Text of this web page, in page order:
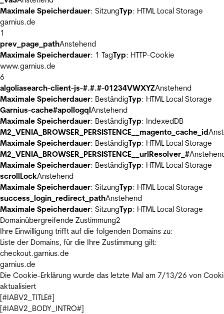
Maximale Speicherdauer: SitzungTyp: HTML Local Storage
garnius.de
1
prev_page_pathAnstehend
Maximale Speicherdauer: 1 TagTyp: HTTP-Cookie
www.garnius.de
6
algoliasearch-client-js-#.#.#-01234VWXYZAnstehend
Maximale Speicherdauer: BeständigTyp: HTML Local Storage
Garnius-cache#apollogqlAnstehend
Maximale Speicherdauer: BeständigTyp: IndexedDB
M2_VENIA_BROWSER_PERSISTENCE__magento_cache_id
Maximale Speicherdauer: BeständigTyp: HTML Local Storage
M2_VENIA_BROWSER_PERSISTENCE__urlResolver_#
Maximale Speicherdauer: BeständigTyp: HTML Local Storage
scrollLockAnstehend
Maximale Speicherdauer: SitzungTyp: HTML Local Storage
success_login_redirect_pathAnstehend
Maximale Speicherdauer: SitzungTyp: HTML Local Storage
Domainübergreifende Zustimmung2
Ihre Einwilligung trifft auf die folgenden Domains zu:
Liste der Domains, für die Ihre Zustimmung gilt:
checkout.garnius.de
garnius.de
Die Cookie-Erklärung wurde das letzte Mal am 7/13/26 von
aktualisiert
[#IABV2_TITLE#]
[#IABV2_BODY_INTRO#]